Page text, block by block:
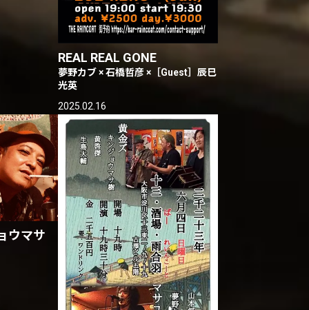
REAL REAL GONE
夢野カブ × 石橋哲彦 ×［Guest］辰巳
光英
2025.02.16
ウマサ